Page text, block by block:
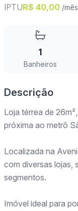
IPTUR$ 40,00 /mês
1
Banheiros
Descrição
Loja térrea de
próxima ao metrô
Localizada na
com diversas lojas,
segmentos.
Imóvel ideal para